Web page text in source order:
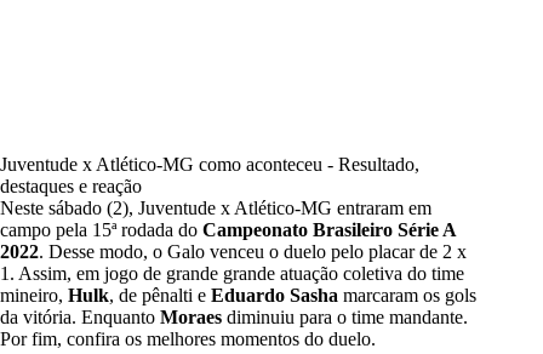
Juventude x Atlético-MG como aconteceu - Resultado,
destaques e reação
Neste sábado (2), Juventude x Atlético-MG entraram em
campo pela 15ªrodada do Campeonato Brasileiro Série A
2022. Desse modo, o Galo venceu o duelo pelo placar de 2 x
1. Assim, em jogo de grande grande atuação coletiva do time
mineiro, Hulk, de pênalti e Eduardo Sasha marcaram os gols
da vitória. Enquanto Moraes diminuiu para o time mandante.
Por fim, confira os melhores momentos do duelo.